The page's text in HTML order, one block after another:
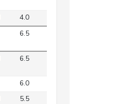
4.0
6.5
6.5
6.0
5.5